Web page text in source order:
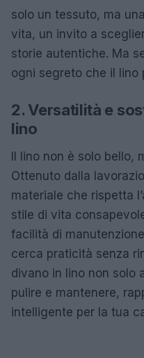
solo un tessuto, ma
vita, un invito a
storie autentiche. Ma
ogni segreto che il lino
2. Versatilità e
lino
Il lino non è solo bello,
Ottenuto dalla
materiale che rispetta
stile di vita
facilità di
cerca praticità senza
divano in lino non solo
pulire e mantenere,
intelligente per la tua